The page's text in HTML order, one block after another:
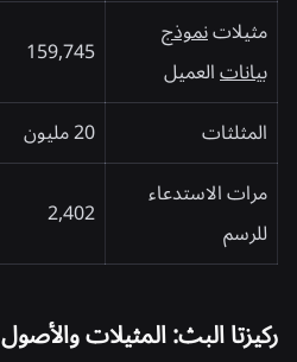
مثيلاتنموذج
بياناتالعميل 159,745
المثلثات
20 مليون
مرات الاستدعاء
للرسم
2,402
ركيزتا البث: المثيلات والأصول